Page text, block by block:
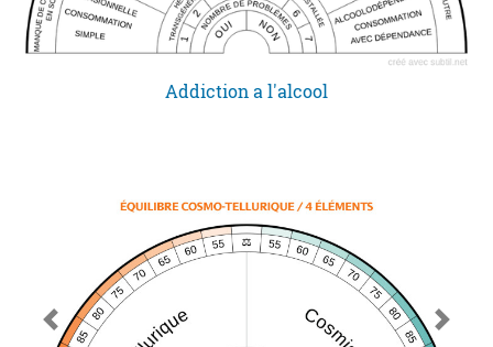
Addiction a l'alcool